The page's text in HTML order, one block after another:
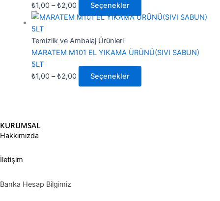
₺1,00 –₺2,00 Seçenekler
Temizlik ve Ambalaj Ürünleri
MARATEM M101 EL YIKAMA ÜRÜNÜ(SIVI SABUN)
5LT
₺1,00 –₺2,00 Seçenekler
KURUMSAL
Hakkımızda
İletişim
Banka Hesap Bilgimiz